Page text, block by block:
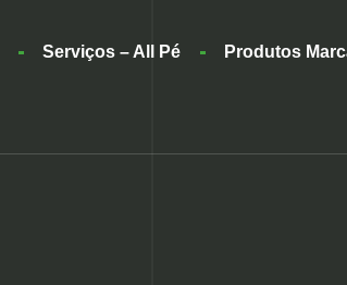
Serviços – All Pé Produtos